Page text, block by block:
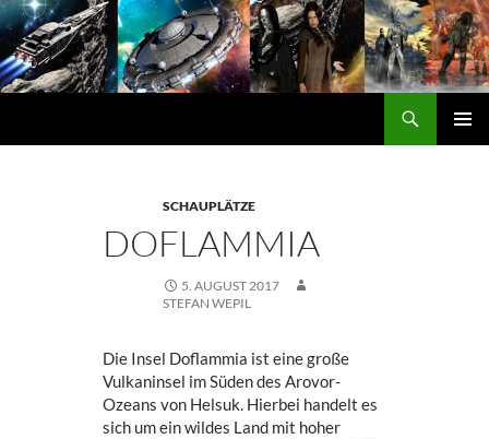
Zum
Inhalt
springen
SCHAUPLÄTZE
DOFLAMMIA
5. AUGUST 2017
STEFAN WEPIL
Die Insel Doflammia ist eine große
Vulkaninsel im Süden des Arovor-
Ozeans von Helsuk. Hierbei handelt es
sich um ein wildes Land mit hoher